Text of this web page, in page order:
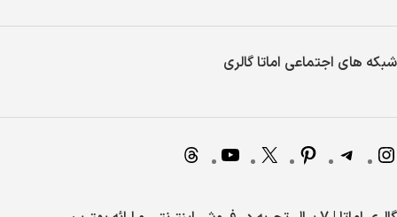
شبکه های اجتماعی اماتا گالری